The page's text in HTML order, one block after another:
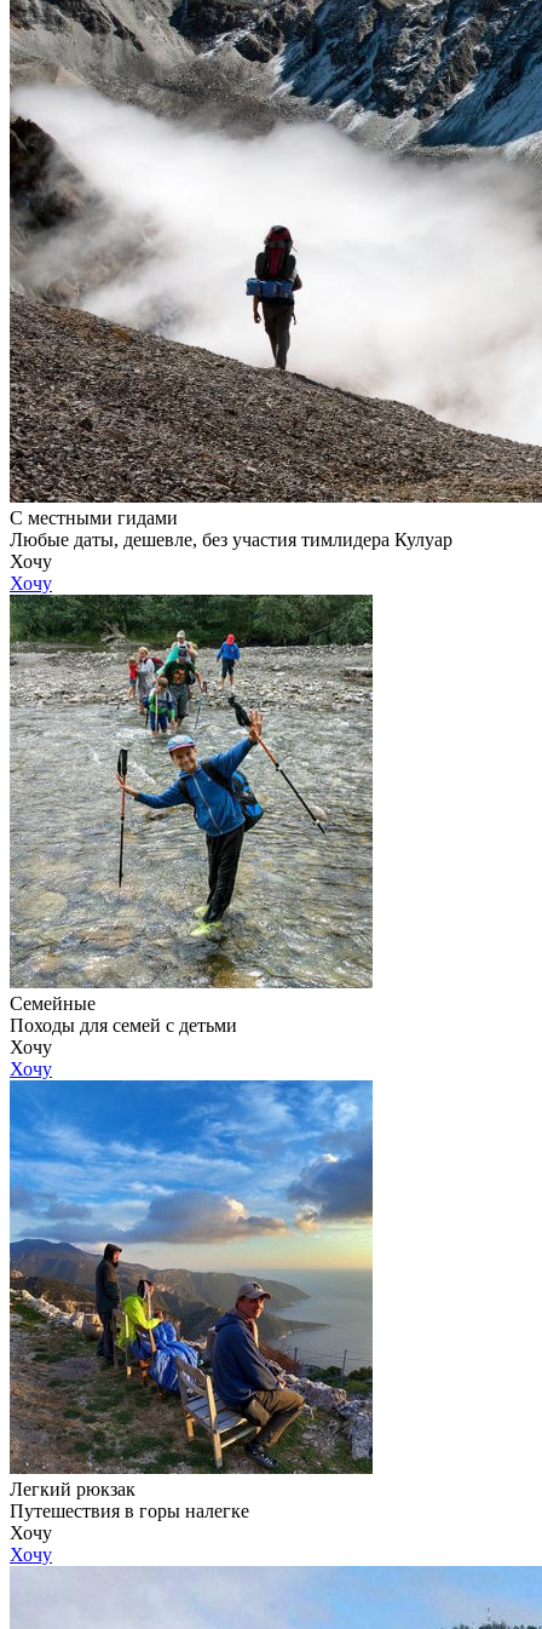
С местными гидами
Любые даты, дешевле, без участия тимлидера Кулуар
Хочу
Хочу
Семейные
Походы для семей с детьми
Хочу
Хочу
Легкий рюкзак
Путешествия в горы налегке
Хочу
Хочу